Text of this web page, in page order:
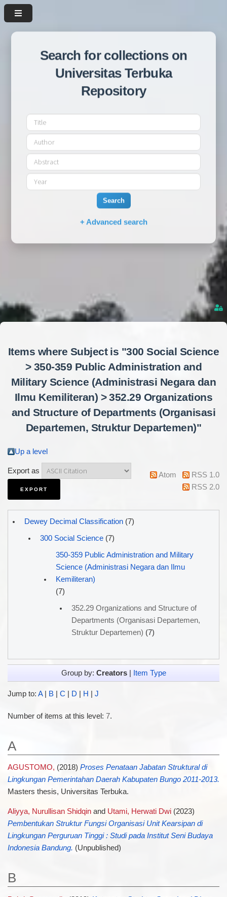
Search for collections on
Universitas Terbuka
Repository
Search
+ Advanced search
Items where Subject is "300 Social Science
> 350-359 Public Administration and
Military Science (Administrasi Negara dan
Ilmu Kemiliteran) > 352.29 Organizations
and Structure of Departments (Organisasi
Departemen, Struktur Departemen)"
Up a level
Export as Atom
RSS 1.0
RSS 2.0
Dewey Decimal Classification(7)
300 Social Science(7)
350-359 Public Administration and Military
Science (Administrasi Negara dan Ilmu
Kemiliteran)
(7)
352.29 Organizations and Structure of
Departments (Organisasi Departemen,
Struktur Departemen) (7)
Group by: Creators| Item Type
Jump to: A| B| C | D | H | J
Number of items at this level: 7.
A
AGUSTOMO, (2018) Proses Penataan Jabatan Struktural di
Lingkungan Pemerintahan Daerah Kabupaten Bungo 2011-2013.
Masters thesis, Universitas Terbuka.
Aliyya, Nurullisan Shidqinand Utami, Herwati Dwi(2023)
Pembentukan Struktur Fungsi Organisasi Unit Kearsipan di
Lingkungan Perguruan Tinggi : Studi pada Institut Seni Budaya
Indonesia Bandung. (Unpublished)
B